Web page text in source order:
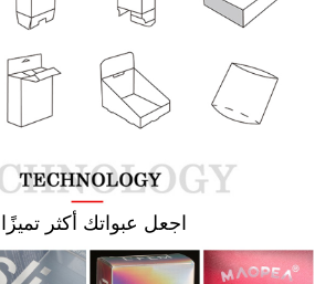
  اجعل عبواتك أكثر تميزًا